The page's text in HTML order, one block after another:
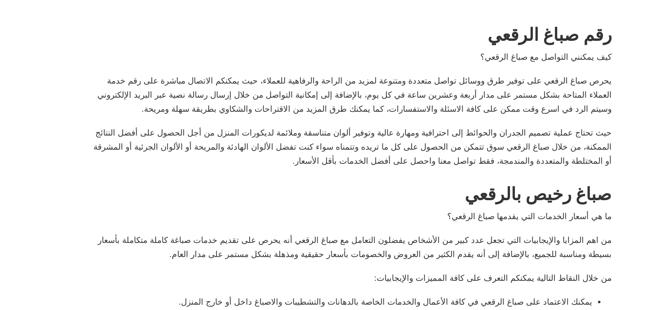
رقم صباغ الرقعي
كيف يمكنني التواصل مع صباغ الرقعي؟
يحرص صباغ الرقعي على توفير طرق ووسائل تواصل متعددة ومتنوعة لمزيد من الراحة والرفاهية للعملاء، حيث يمكنكم الاتصال مباشرة على رقم خدمة
العملاء المتاحة بشكل مستمر على مدار أربعة وعشرين ساعة في كل يوم، بالإضافة إلى إمكانية التواصل من خلال إرسال رسالة نصية عبر البريد الإلكتروني
وسيتم الرد في اسرع وقت ممكن على كافة الاسئلة والاستفسارات، كما يمكنك طرق المزيد من الاقتراحات والشكاوي بطريقة سهلة ومريحة.
حيث تحتاج عملية تصميم الجدران والحوائط إلى احترافية ومهارة عالية وتوفير ألوان متناسقة وملائمة لديكورات المنزل من أجل الحصول على أفضل النتائج
الممكنة، من خلال صباغ الرقعي سوق تتمكن من الحصول على كل ما تريده وتتمناه سواء كنت تفضل الألوان الهادئة والمريحة أو الألوان الجرئية أو المشرقة
أو المختلطة والمتعددة والمندمجة، فقط تواصل معنا واحصل على أفضل الخدمات بأقل الأسعار.
صباغ رخيص بالرقعي
ما هي أسعار الخدمات التي يقدمها صباغ الرقعي؟
من اهم المزايا والإيجابيات التي تجعل عدد كبير من الأشخاص يفضلون التعامل مع صباغ الرقعي أنه يحرص على تقديم خدمات صباغة كاملة متكاملة بأسعار
بسيطة ومناسبة للجميع، بالإضافة إلى أنه يقدم الكثير من العروض والخصومات بأسعار حقيقية ومذهلة بشكل مستمر على مدار العام.
من خلال النقاط التالية يمكنكم التعرف على كافة المميزات والإيجابيات:
يمكنك الاعتماد على صباغ الرقعي في كافة الأعمال والخدمات الخاصة بالدهانات والتشطيبات والاصباغ داخل أو خارج المنزل.